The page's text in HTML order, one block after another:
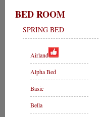
BED ROOM
SPRING BED
Airland
Alpha Bed
Basic
Bella